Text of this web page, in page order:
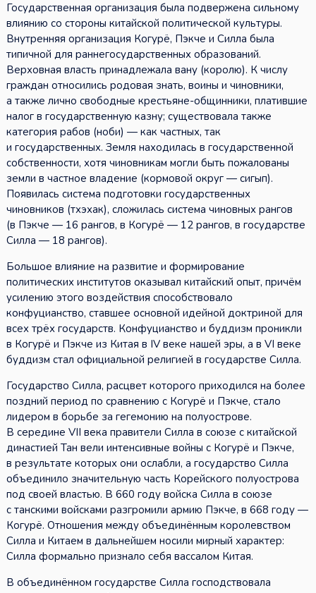
Государственная организация была подвержена сильному
влиянию со стороны китайской политической культуры.
Внутренняя организация Когурё, Пэкче и Силла была
типичной для раннегосударственных образований.
Верховная власть принадлежала вану (королю). К числу
граждан относились родовая знать, воины и чиновники,
а также лично свободные крестьяне-общинники, платившие
налог в государственную казну; существовала также
категория рабов (ноби) — как частных, так
и государственных. Земля находилась в государственной
собственности, хотя чиновникам могли быть пожалованы
земли в частное владение (кормовой округ — сигып).
Появилась система подготовки государственных
чиновников (тхэхак), сложилась система чиновных рангов
(в Пэкче — 16 рангов, в Когурё — 12 рангов, в государстве
Силла — 18 рангов).
Большое влияние на развитие и формирование
политических институтов оказывал китайский опыт, причём
усилению этого воздействия способствовало
конфуцианство, ставшее основной идейной доктриной для
всех трёх государств. Конфуцианство и буддизм проникли
в Когурё и Пэкче из Китая в IV веке нашей эры, а в VI веке
буддизм стал официальной религией в государстве Силла.
Государство Силла, расцвет которого приходился на более
поздний период по сравнению с Когурё и Пэкче, стало
лидером в борьбе за гегемонию на полуострове.
В середине VII века правители Силла в союзе с китайской
династией Тан вели интенсивные войны с Когурё и Пэкче,
в результате которых они ослабли, а государство Силла
объединило значительную часть Корейского полуострова
под своей властью. В 660 году войска Силла в союзе
с танскими войсками разгромили армию Пэкче, в 668 году —
Когурё. Отношения между объединённым королевством
Силла и Китаем в дальнейшем носили мирный характер:
Силла формально признало себя вассалом Китая.
В объединённом государстве Силла господствовала